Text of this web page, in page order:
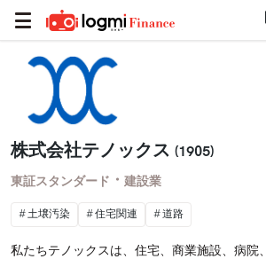
株式会社テノックス (1905)
東証スタンダード ・ 建設業
土壌汚染 住宅関連 道路
私たちテノックスは、住宅、商業施設、病院